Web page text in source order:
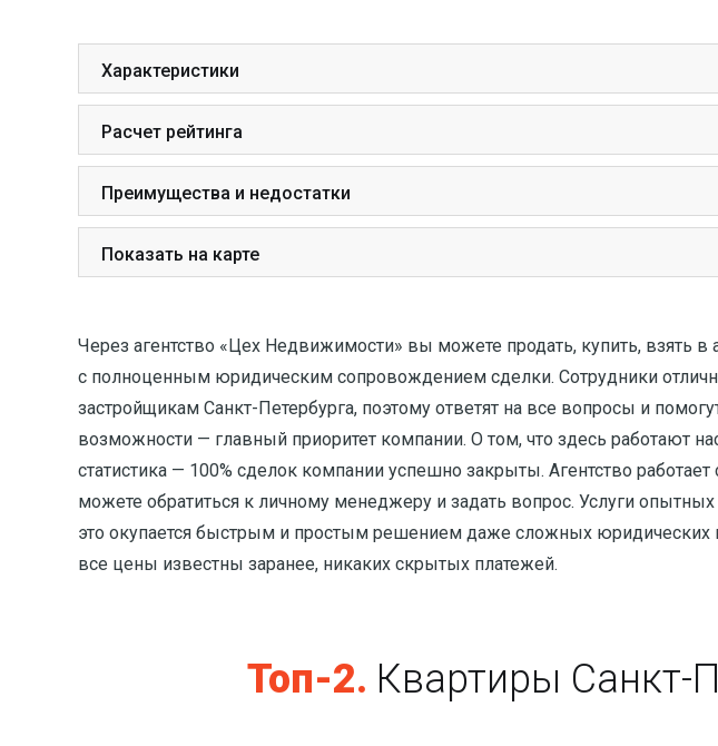
Характеристики
Расчет рейтинга
Преимущества и недостатки
Показать на карте
Через агентство «Цех Недвижимости» вы можете продать, купить, взять
с полноценным юридическим сопровождением сделки. Сотрудники
застройщикам Санкт-Петербурга, поэтому ответят на все вопросы и
возможности — главный приоритет компании. О том, что здесь работают
статистика — 100% сделок компании успешно закрыты. Агентство
можете обратиться к личному менеджеру и задать вопрос. Услуги
это окупается быстрым и простым решением даже сложных юридических
все цены известны заранее, никаких скрытых платежей.
Топ-2. Квартиры Санкт-